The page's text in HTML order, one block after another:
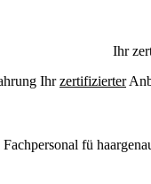
Ihr
Ihrzertifizierter
fü